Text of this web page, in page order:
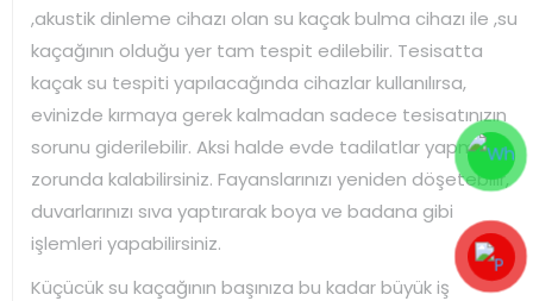
,akustik dinleme cihazı olan su kaçak bulma cihazı ile ,su
kaçağının olduğu yer tam tespit edilebilir. Tesisatta
kaçak su tespiti yapılacağında cihazlar kullanılırsa,
evinizde kırmaya gerek kalmadan sadece tesisatınızın
sorunu giderilebilir. Aksi halde evde tadilatlar yapmak
zorunda kalabilirsiniz. Fayanslarınızı yeniden döşetebilir,
duvarlarınızı sıva yaptırarak boya ve badana gibi
işlemleri yapabilirsiniz.
Küçücük su kaçağının başınıza bu kadar büyük iş